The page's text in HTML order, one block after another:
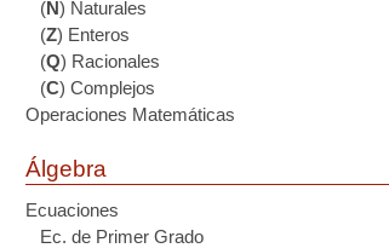
(N) Naturales
(Z) Enteros
(Q) Racionales
(C) Complejos
Operaciones Matemáticas
Álgebra
Ecuaciones
Ec. de Primer Grado